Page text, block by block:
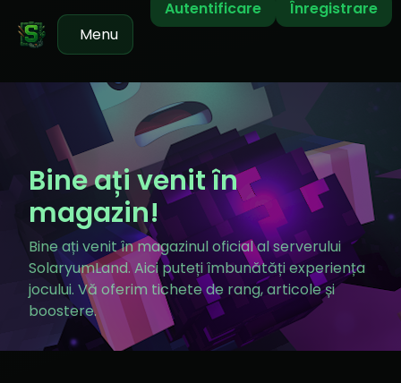
Autentificare
Înregistrare
Menu
Bine ați venit în
magazin!
Bine ați venit în magazinul oficial al serverului
SolaryumLand. Aici puteți îmbunătăți experiența
jocului. Vă oferim tichete de rang, articole și
boostere.